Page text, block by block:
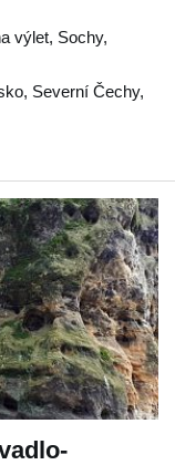
výlet, Sochy,
, Severní Čechy,